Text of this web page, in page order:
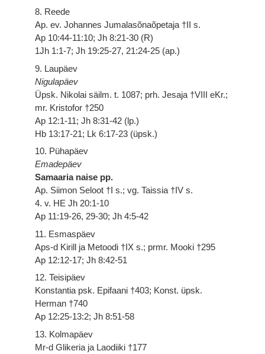
8. Reede
Ap. ev. Johannes Jumalasõnaõpetaja †II s.
Ap 10:44-11:10; Jh 8:21-30 (R)
1Jh 1:1-7; Jh 19:25-27, 21:24-25 (ap.)
9. Laupäev
Nigulapäev
Üpsk. Nikolai säilm. t. 1087; prh. Jesaja †VIII eKr.;
mr. Kristofor †250
Ap 12:1-11; Jh 8:31-42 (lp.)
Hb 13:17-21; Lk 6:17-23 (üpsk.)
10. Pühapäev
Emadepäev
Samaaria naise pp.
Ap. Siimon Seloot †I s.; vg. Taissia †IV s.
4. v. HE Jh 20:1-10
Ap 11:19-26, 29-30; Jh 4:5-42
11. Esmaspäev
Aps-d Kirill ja Metoodi †IX s.; prmr. Mooki †295
Ap 12:12-17; Jh 8:42-51
12. Teisipäev
Konstantia psk. Epifaani †403; Konst. üpsk.
Herman †740
Ap 12:25-13:2; Jh 8:51-58
13. Kolmapäev
Mr-d Glikeria ja Laodiiki †177